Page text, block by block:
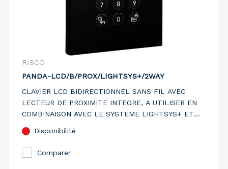
RISCO
PANDA-LCD/B/PROX/LIGHTSYS+/2WAY
CLAVIER LCD BIDIRECTIONNEL SANS FIL AVEC
LECTEUR DE PROXIMITE INTEGRE, A UTILISER EN
COMBINAISON AVEC LE SYSTEME LIGHTSYS+ ET
LIGHTSYS AIR. FINITION NOIRE.
Disponibilité
Comparer